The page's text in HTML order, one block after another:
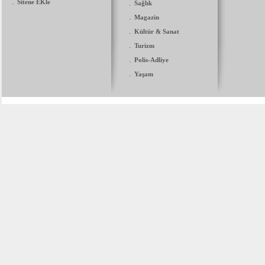
Sitene EKle . Sağlık
. Magazin
. Kültür & Sanat
. Turizm
. Polis-Adliye
. Yaşam